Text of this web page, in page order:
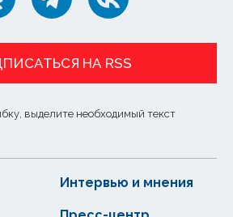
НА RSS
выделите необходимый текст
Интервью и мнения